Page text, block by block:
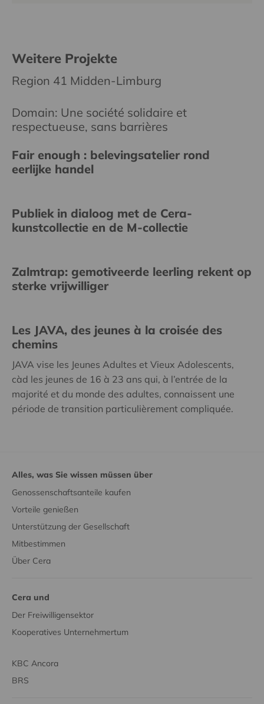
Weitere Projekte
Region 41 Midden-Limburg
Domain: Une société solidaire et
respectueuse, sans barrières
Fair enough : belevingsatelier rond
eerlijke handel
Publiek in dialoog met de Cera-
kunstcollectie en de M-collectie
Zalmtrap: gemotiveerde leerling rekent op
sterke vrijwilliger
Les JAVA, des jeunes à la croisée des
chemins
JAVA vise les Jeunes Adultes et Vieux Adolescents,
càd les jeunes de 16 à 23 ans qui, à l’entrée de la
majorité et du monde des adultes, connaissent une
période de transition particulièrement compliquée.
Alles, was Sie wissen müssen über
Genossenschaftsanteile kaufen
Vorteile genießen
Unterstützung der Gesellschaft
Mitbestimmen
Über Cera
Cera und
Der Freiwilligensektor
Kooperatives Unternehmertum
KBC Ancora
BRS